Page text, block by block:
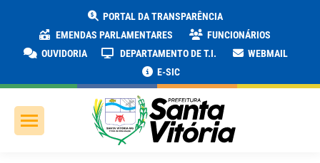
PORTAL DA TRANSPARÊNCIA
EMENDAS PARLAMENTARES
FUNCIONÁRIOS
OUVIDORIA
DEPARTAMENTO DE T.I.
WEBMAIL
E-SIC